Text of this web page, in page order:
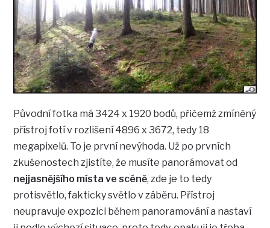
Původní fotka má 3424 x 1920 bodů, přičemž zmíněný
přístroj fotí v rozlišení 4896 x 3672, tedy 18
megapixelů. To je první nevýhoda. Už po prvních
zkušenostech zjistíte, že musíte panorámovat od
nejjasnějšího místa ve scéně, zde je to tedy
protisvětlo, fakticky světlo v záběru. Přístroj
neupravuje expozici během panoramování a nastaví